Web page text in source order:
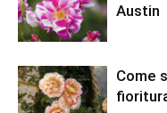
Austin
Come